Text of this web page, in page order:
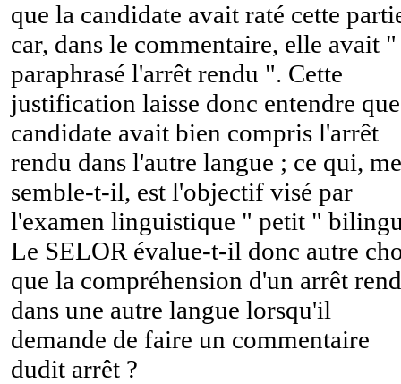
que la candidate avait raté cette
car, dans le commentaire, elle avait "
paraphrasé l'arrêt rendu ". Cette
justification laisse donc entendre
candidate avait bien compris l'arrêt
rendu dans l'autre langue ; ce qui, me
semble-t-il, est l'objectif visé par
l'examen linguistique " petit "
Le SELOR évalue-t-il donc autre
que la compréhension d'un arrêt
dans une autre langue lorsqu'il
demande de faire un commentaire
dudit arrêt ?